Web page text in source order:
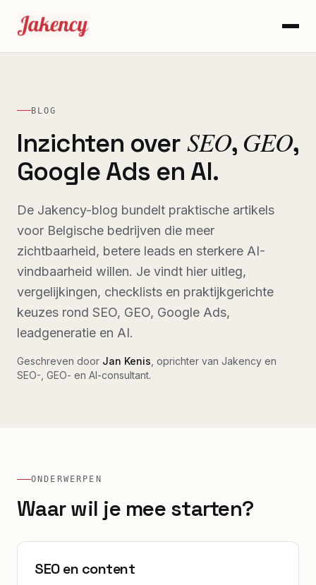
BLOG
Inzichten overSEO,GEO,
Google Ads en AI.
De Jakency-blog bundelt praktische artikels
voor Belgische bedrijven die meer
zichtbaarheid, betere leads en sterkere AI-
vindbaarheid willen. Je vindt hier uitleg,
vergelijkingen, checklists en praktijkgerichte
keuzes rond SEO, GEO, Google Ads,
leadgeneratie en AI.
Geschreven door Jan Kenis , oprichter van Jakency en
SEO-, GEO- en AI-consultant.
ONDERWERPEN
Waar wil je mee starten?
SEO en content